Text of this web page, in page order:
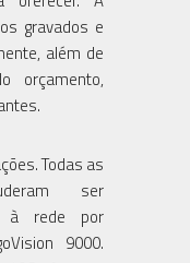
gravados e
além de
orçamento,
Todas as
ser
à rede por
9000.